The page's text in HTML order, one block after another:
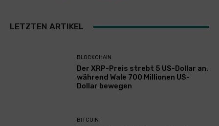
LETZTEN ARTIKEL
BLOCKCHAIN
Der XRP-Preis strebt 5 US-Dollar an,
während Wale 700 Millionen US-
Dollar bewegen
BITCOIN